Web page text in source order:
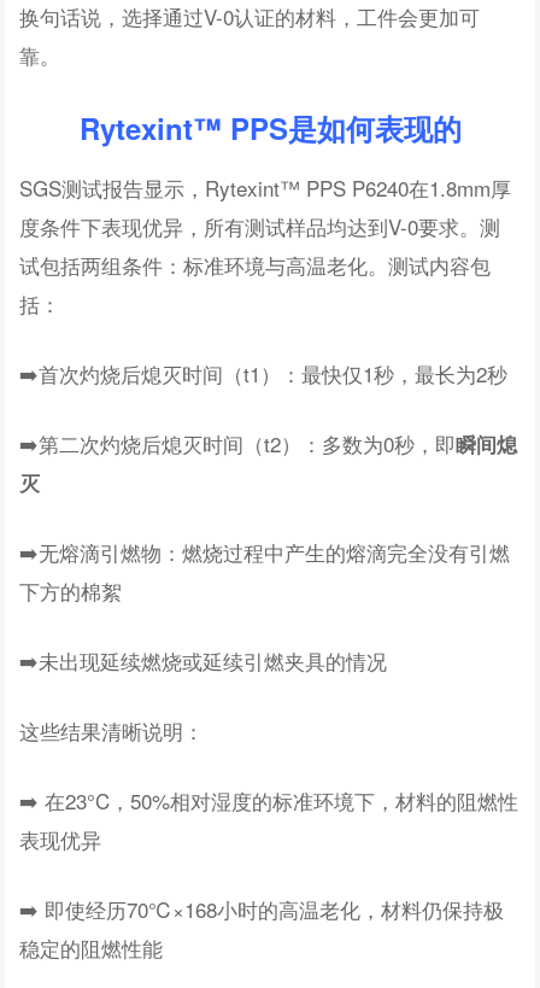
换句话说，选择通过V-0认证的材料，工件会更加可
靠。
Rytexint™ PPS是如何表现的
SGS测试报告显示，Rytexint™ PPS P6240在1.8mm厚
度条件下表现优异，所有测试样品均达到V-0要求。测
试包括两组条件：标准环境与高温老化。测试内容包
括：
➡️首次灼烧后熄灭时间（t1）：最快仅1秒，最长为2秒
➡️第二次灼烧后熄灭时间（t2）：多数为0秒，即瞬间熄
灭
➡️无熔滴引燃物：燃烧过程中产生的熔滴完全没有引燃
下方的棉絮
➡️未出现延续燃烧或延续引燃夹具的情况
这些结果清晰说明：
➡️ 在23°C，50%相对湿度的标准环境下，材料的阻燃性
表现优异
➡️ 即使经历70℃×168小时的高温老化，材料仍保持极
稳定的阻燃性能